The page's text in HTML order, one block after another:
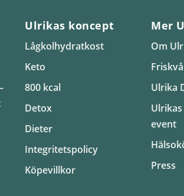
Ulrikas koncept
Lågkolhydratkost
Keto
800 kcal
Detox
Dieter
Integritetspolicy
Köpevillkor
Mer
Om
Ulrika
event
Press